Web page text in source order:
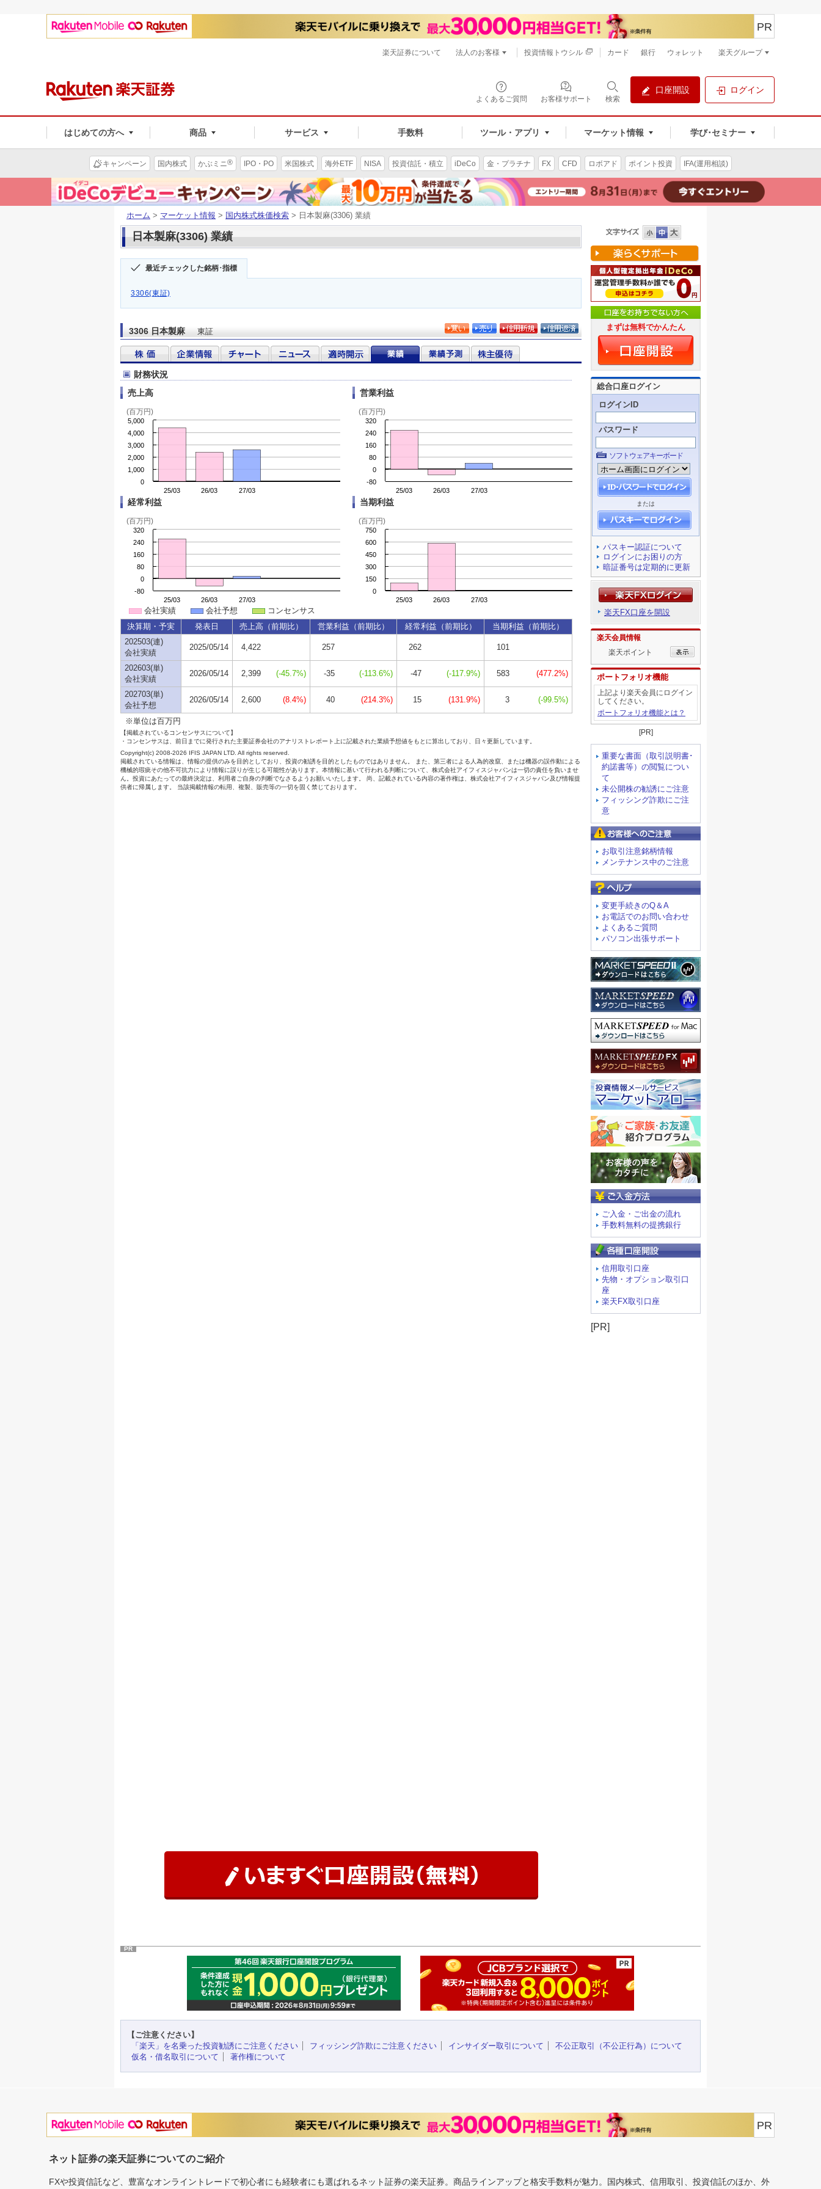
よくあるご質問 お客様サポート 検索
口座開設 ログイン
はじめての方へ 商品 サービス 手数料 ツール・アプリ マーケット情報 学び･セミナー
PR
楽天証券について 法人のお客様 投資情報トウシル カード 銀行 ウォレット 楽天グループ
キャンペーン 国内株式 かぶミニ® IPO・PO 米国株式 海外ETF NISA 投資信託・積立 iDeCo 金・プラチナ FX CFD ロボアド ポイント投資 IFA(運用相談)
ホーム > マーケット情報 > 国内株式株価検索 > 日本製麻(3306) 業績
日本製麻(3306) 業績
最近チェックした銘柄･指標
3306(東証)
3306 日本製麻 東証 まずは無料でかんたん
総合口座ログイン
ログインID
パスワード
ソフトウェアキーボード
または
パスキー認証について
ログインにお困りの方
暗証番号は定期的に更新
楽天FX口座を開設
楽天会員情報
楽天ポイント
ポートフォリオ機能
上記より楽天会員にログイン
してください。
ポートフォリオ機能とは？
[PR]
重要な書面（取引説明書･
約諾書等）の閲覧につい
て
未公開株の勧誘にご注意
フィッシング詐欺にご注
意
お取引注意銘柄情報
メンテナンス中のご注意
変更手続きのQ＆A
お電話でのお問い合わせ
よくあるご質問
パソコン出張サポート
ご入金・ご出金の流れ
手数料無料の提携銀行
信用取引口座
先物・オプション取引口
座
楽天FX取引口座
[PR]
PR
【ご注意ください】
「楽天」を名乗った投資勧誘にご注意ください
フィッシング詐欺にご注意ください インサイダー取引について
不公正取引（不公正行為）について
仮名・借名取引について
著作権について
PR
ネット証券の楽天証券についてのご紹介
FXや投資信託など、豊富なオンライントレードで初心者にも経験者にも選ばれるネット証券の楽天証券。商品ラインアップと格安手数料が魅力。国内株式、信用取引、投資信託のほか、外